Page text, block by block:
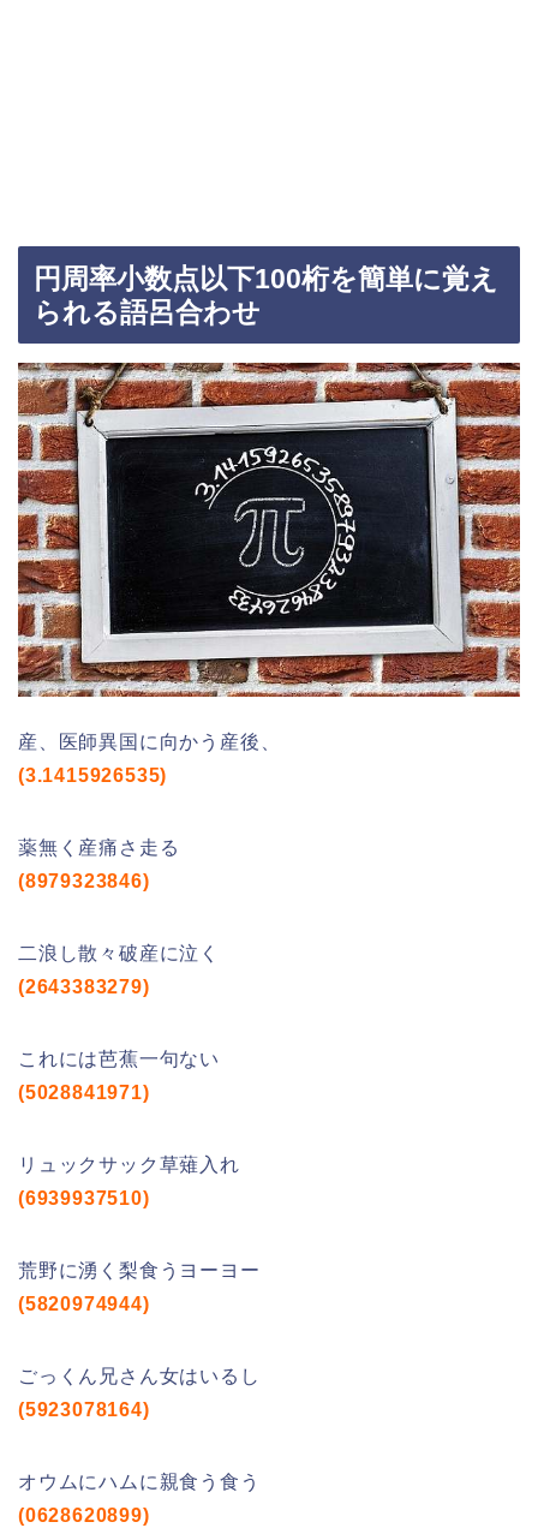
円周率小数点以下100桁を簡単に覚え
られる語呂合わせ
産、医師異国に向かう産後、
(3.1415926535)
薬無く産痛さ走る
(8979323846)
二浪し散々破産に泣く
(2643383279)
これには芭蕉一句ない
(5028841971)
リュックサック草薙入れ
(6939937510)
荒野に湧く梨食うヨーヨー
(5820974944)
ごっくん兄さん女はいるし
(5923078164)
オウムにハムに親食う食う
(0628620899)